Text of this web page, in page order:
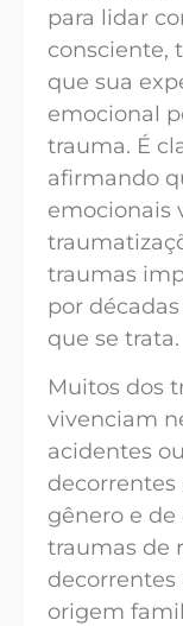
para lidar
consciente,
que sua
emocional
trauma. É
afirmando
emocionais
traumas
por
que se trata.
Muitos dos
vivenciam
acidentes
decorrentes
gênero e de
traumas de
decorrentes
origem